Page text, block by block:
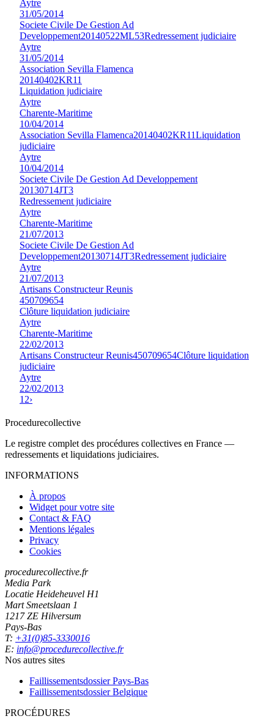
Aytre
31/05/2014
Societe Civile De Gestion Ad
Developpement20140522ML53Redressement judiciaire
Aytre
31/05/2014
Association Sevilla Flamenca
20140402KR11
Liquidation judiciaire
Aytre
Charente-Maritime
10/04/2014
Association Sevilla Flamenca20140402KR11Liquidation
judiciaire
Aytre
10/04/2014
Societe Civile De Gestion Ad Developpement
20130714JT3
Redressement judiciaire
Aytre
Charente-Maritime
21/07/2013
Societe Civile De Gestion Ad
Developpement20130714JT3Redressement judiciaire
Aytre
21/07/2013
Artisans Constructeur Reunis
450709654
Clôture liquidation judiciaire
Aytre
Charente-Maritime
22/02/2013
Artisans Constructeur Reunis450709654Clôture liquidation
judiciaire
Aytre
22/02/2013
1 2›
Procedurecollective
Le registre complet des procédures collectives en France —
redressements et liquidations judiciaires.
INFORMATIONS
À propos
Widget pour votre site
Contact & FAQ
Mentions légales
Privacy
Cookies
procedurecollective.fr
Media Park
Locatie Heideheuvel H1
Mart Smeetslaan 1
1217 ZE Hilversum
Pays-Bas
T: +31(0)85-3330016
E: info@procedurecollective.fr
Nos autres sites
Faillissementsdossier Pays-Bas
Faillissementsdossier Belgique
PROCÉDURES